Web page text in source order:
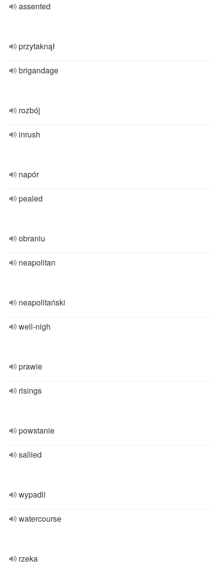
assented
przytaknął
brigandage
rozbój
inrush
napór
pealed
obraniu
neapolitan
neapolitański
well-nigh
prawie
risings
powstanie
sallied
wypadli
watercourse
rzeka